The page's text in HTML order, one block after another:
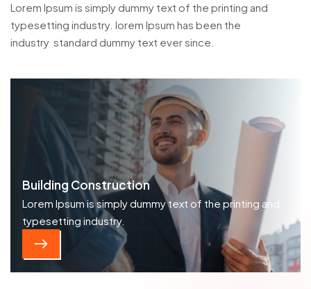
Lorem Ipsum is simply dummy text of the printing and
typesetting industry. lorem Ipsum has been the
industry standard dummy text ever since.
Building Construction
Lorem Ipsum is simply dummy text of the printing and
typesetting industry.